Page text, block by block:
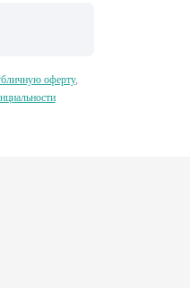
оферту,